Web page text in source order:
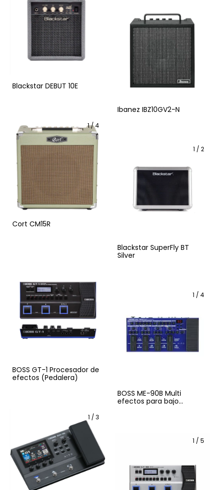
Blackstar DEBUT 10E
Ibanez IBZ10GV2-N
1/4
Cort CM15R
1 / 2
Blackstar SuperFly BT
Silver
BOSS GT-1 Procesador de
efectos (Pedalera)
1 / 4
BOSS ME-90B Multi
efectos para bajo
1 / 3
1 / 5